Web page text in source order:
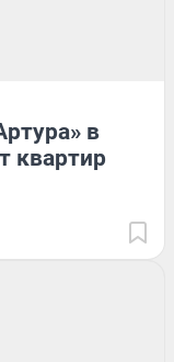
в
квартир